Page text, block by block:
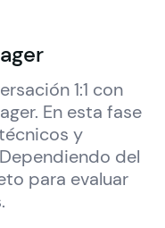
1:1 con
En esta fase
y
del
para evaluar